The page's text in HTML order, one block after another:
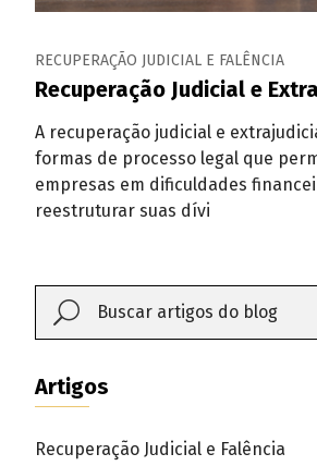
RECUPERAÇÃO JUDICIAL E FALÊNCIA
Recuperação Judicial e
A recuperação judicial e
formas de processo legal que
empresas em dificuldades
reestruturar suas dívi
Artigos
Recuperação Judicial e Falência